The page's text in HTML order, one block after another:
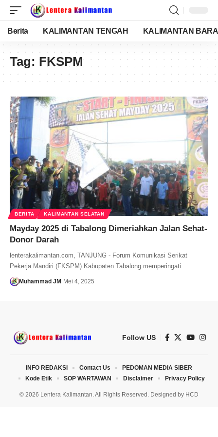
Berita KALIMANTAN TENGAH KALIMANTAN
Tag: FKSPM
BERITA KALIMANTAN SELATAN
Mayday 2025 di Tabalong Dimeriahkan Jalan Sehat-
Donor Darah
lenterakalimantan.com, TANJUNG - Forum Komunikasi Serikat
Pekerja Mandiri (FKSPM) Kabupaten Tabalong memperingati…
Muhammad JM Mei 4, 2025
Follow US
© 2026 Lentera Kalimantan. All Rights Reserved. Designed by HCD
INFO REDAKSI Contact Us
PEDOMAN MEDIA SIBER
Kode Etik
SOP WARTAWAN Disclaimer Privacy Policy